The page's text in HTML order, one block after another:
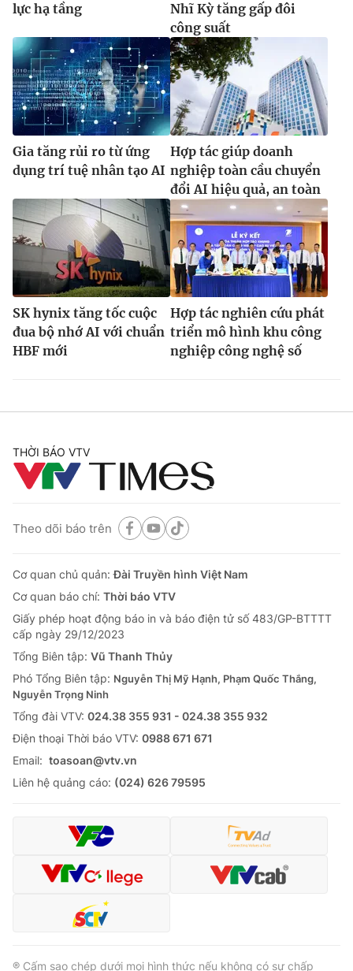
lực hạ tầng
Nhĩ Kỳ tăng gấp đôi
công suất
Gia tăng rủi ro từ ứng
dụng trí tuệ nhân tạo AI
Hợp tác giúp doanh
nghiệp toàn cầu chuyển
đổi AI hiệu quả, an toàn
SK hynix tăng tốc cuộc
đua bộ nhớ AI với chuẩn
HBF mới
Hợp tác nghiên cứu phát
triển mô hình khu công
nghiệp công nghệ số
THỜI BÁO VTV
Theo dõi báo trên
Cơ quan chủ quản:Đài Truyền hình Việt Nam
Cơ quan báo chí: Thời báo VTV
Giấy phép hoạt động báo in và báo điện tử số 483/GP-BTTTT
cấp ngày 29/12/2023
Tổng Biên tập: Vũ Thanh Thủy
Phó Tổng Biên tập: Nguyễn Thị Mỹ Hạnh, Phạm Quốc Thắng,
Nguyễn Trọng Ninh
Tổng đài VTV: 024.38 355 931 - 024.38 355 932
Ðiện thoại Thời báo VTV: 0988 671 671
Email: toasoan@vtv.vn
Liên hệ quảng cáo: (024) 626 79595
® Cấm sao chép dưới mọi hình thức nếu không có sự chấp